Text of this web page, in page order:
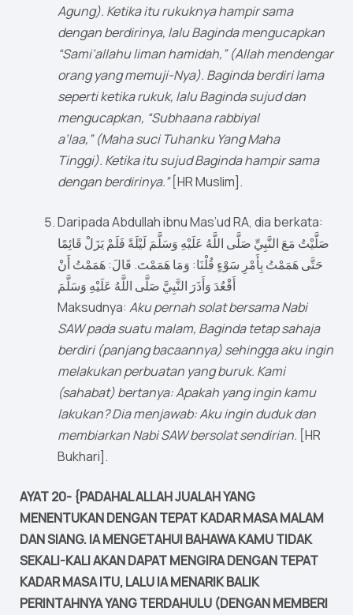
Agung). Ketika itu rukuknya hampir sama
dengan berdirinya, lalu Baginda mengucapkan
“Sami’allahu liman hamidah,” (Allah mendengar
orang yang memuji-Nya). Baginda berdiri lama
seperti ketika rukuk, lalu Baginda sujud dan
mengucapkan, “Subhaana rabbiyal
a’laa,” (Maha suci Tuhanku Yang Maha
Tinggi). Ketika itu sujud Baginda hampir sama
dengan berdirinya.”[HR Muslim].
Daripada Abdullah ibnu Mas’ud RA, dia berkata:
صَلَّيْتُ مَعَ النَّبِيِّ صَلَّى اللَّهُ عَلَيْهِ وَسَلَّمَ لَيْلَةً فَلَمْ يَزَلْ قَائِمًا
حَتَّى هَمَمْتُ بِأَمْرِ سَوْءٍ قُلْنَا: وَمَا هَمَمْتَ. قَالَ: هَمَمْتُ أَنْ
أَقْعُدَ وَأَذَرَ النَّبِيَّ صَلَّى اللَّهُ عَلَيْهِ وَسَلَّمَ
Maksudnya: Aku pernah solat bersama Nabi
SAW pada suatu malam, Baginda tetap sahaja
berdiri (panjang bacaannya) sehingga aku ingin
melakukan perbuatan yang buruk. Kami
(sahabat) bertanya: Apakah yang ingin kamu
lakukan? Dia menjawab: Aku ingin duduk dan
membiarkan Nabi SAW bersolat sendirian. [HR
Bukhari].
AYAT 20- {PADAHAL ALLAH JUALAH YANG
MENENTUKAN DENGAN TEPAT KADAR MASA MALAM
DAN SIANG. IA MENGETAHUI BAHAWA KAMU TIDAK
SEKALI-KALI AKAN DAPAT MENGIRA DENGAN TEPAT
KADAR MASA ITU, LALU IA MENARIK BALIK
PERINTAHNYA YANG TERDAHULU (DENGAN MEMBERI